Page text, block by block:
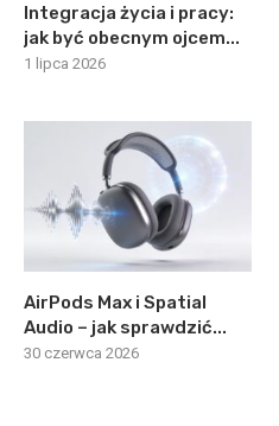
Integracja życia i pracy:
jak być obecnym ojcem...
1 lipca 2026
AirPods Max i Spatial
Audio – jak sprawdzić...
30 czerwca 2026